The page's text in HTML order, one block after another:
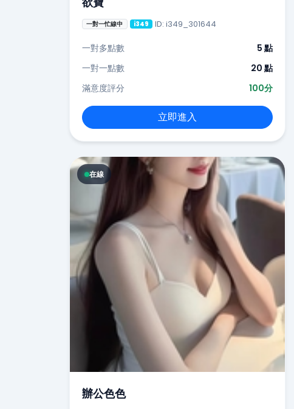
一對一忙線中 i349 ID: i349_301644
一對多點數
5 點
一對一點數
20 點
滿意度評分
100分
立即進入
在線
辦公色色